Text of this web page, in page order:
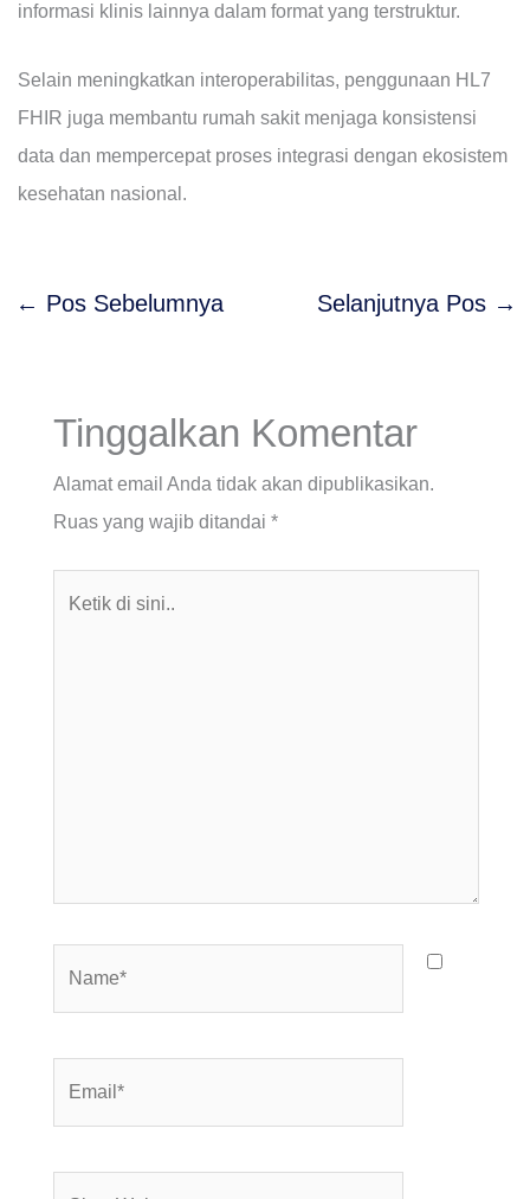
informasi klinis lainnya dalam format yang terstruktur.
Selain meningkatkan interoperabilitas, penggunaan HL7
FHIR juga membantu rumah sakit menjaga konsistensi
data dan mempercepat proses integrasi dengan ekosistem
kesehatan nasional.
← Pos Sebelumnya Selanjutnya Pos →
Tinggalkan Komentar
Alamat email Anda tidak akan dipublikasikan.
Ruas yang wajib ditandai *